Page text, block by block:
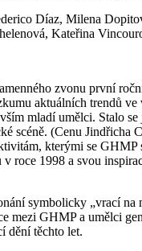
Díaz, Milena
Kateřina
zvonu první
aktuálních trendů
mladí umělci. Stalo
scéně. (Cenu
kterými se GHMP
roce 1998 a svou
symbolicky „vrací
mezi GHMP a umělci
dění těchto let.